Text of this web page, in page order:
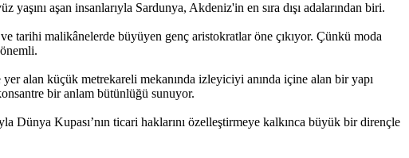
aşan insanlarıyla Sardunya, Akdeniz'in en sıra dışı adalarından biri.
tarihi malikânelerde büyüyen genç aristokratlar öne çıkıyor. Çünkü moda
alan küçük metrekareli mekanında izleyiciyi anında içine alan bir yapı
bir anlam bütünlüğü sunuyor.
Dünya Kupası’nın ticari haklarını özelleştirmeye kalkınca büyük bir dirençle